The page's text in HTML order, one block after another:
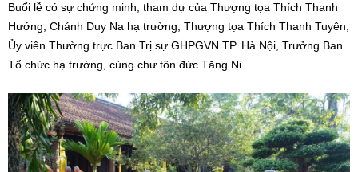
Buổi lễ có sự chứng minh, tham dự của Thượng tọa Thích Thanh
Hướng, Chánh Duy Na hạ trường; Thượng tọa Thích Thanh Tuyên,
Ủy viên Thường trực Ban Trị sự GHPGVN TP. Hà Nội, Trưởng Ban
Tổ chức hạ trường, cùng chư tôn đức Tăng Ni.